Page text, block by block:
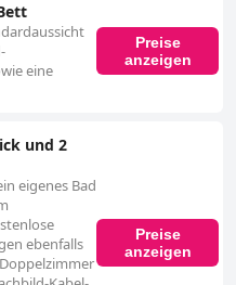
eine
Preise
anzeigen
und 2
eigenes Bad
ebenfalls
Preise
anzeigen